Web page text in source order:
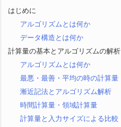
はじめに
アルゴリズムとは何か
データ構造とは何か
計算量の基本とアルゴリズムの解析
アルゴリズムとは何か
最悪・最善・平均の時の計算量
漸近記法とアルゴリズム解析
時間計算量・領域計算量
計算量と入力サイズによる比較